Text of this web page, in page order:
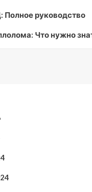
руководство
Что нужно